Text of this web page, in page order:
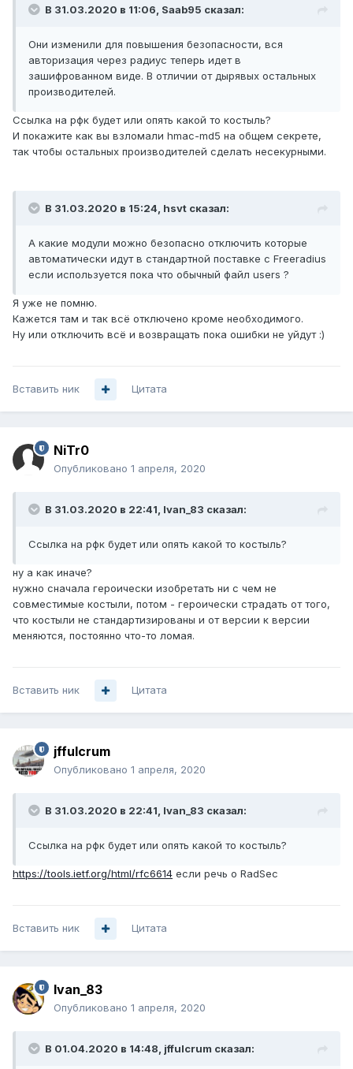
В 31.03.2020 в 11:06, Saab95 сказал:
Они изменили для повышения безопасности, вся
авторизация через радиус теперь идет в
зашифрованном виде. В отличии от дырявых остальных
производителей.
Ссылка на рфк будет или опять какой то костыль?
И покажите как вы взломали hmac-md5 на общем секрете,
так чтобы остальных производителей сделать несекурными.
В 31.03.2020 в 15:24, hsvt сказал:
А какие модули можно безопасно отключить которые
автоматически идут в стандартной поставке с Freeradius
если используется пока что обычный файл users ?
Я уже не помню.
Кажется там и так всё отключено кроме необходимого.
Ну или отключить всё и возвращать пока ошибки не уйдут :)
Вставить ник Цитата
NiTr0
Опубликовано 1 апреля, 2020
В 31.03.2020 в 22:41, Ivan_83 сказал:
Ссылка на рфк будет или опять какой то костыль?
ну а как иначе?
нужно сначала героически изобретать ни с чем не
совместимые костыли, потом - героически страдать от того,
что костыли не стандартизированы и от версии к версии
меняются, постоянно что-то ломая.
Вставить ник Цитата
jffulcrum
Опубликовано 1 апреля, 2020
В 31.03.2020 в 22:41, Ivan_83 сказал:
Ссылка на рфк будет или опять какой то костыль?
https://tools.ietf.org/html/rfc6614 если речь о RadSec
Вставить ник Цитата
Ivan_83
Опубликовано 1 апреля, 2020
В 01.04.2020 в 14:48, jffulcrum сказал: